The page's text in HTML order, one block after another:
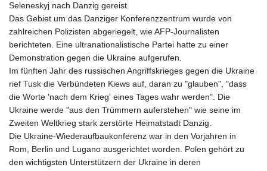
Seleneskyj nach Danzig gereist.
Das Gebiet um das Danziger Konferenzzentrum wurde von
zahlreichen Polizisten abgeriegelt, wie AFP-Journalisten
berichteten. Eine ultranationalistische Partei hatte zu einer
Demonstration gegen die Ukraine aufgerufen.
Im fünften Jahr des russischen Angriffskrieges gegen die Ukraine
rief Tusk die Verbündeten Kiews auf, daran zu "glauben", "dass
die Worte 'nach dem Krieg' eines Tages wahr werden". Die
Ukraine werde "aus den Trümmern auferstehen" wie seine im
Zweiten Weltkrieg stark zerstörte Heimatstadt Danzig.
Die Ukraine-Wiederaufbaukonferenz war in den Vorjahren in
Rom, Berlin und Lugano ausgerichtet worden. Polen gehört zu
den wichtigsten Unterstützern der Ukraine in deren